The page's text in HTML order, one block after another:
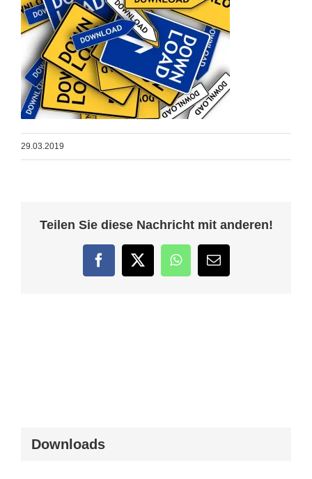
29.03.2019
Teilen Sie diese Nachricht mit anderen!
FacebookTwitterWhatsApp
E-
Mail
Downloads